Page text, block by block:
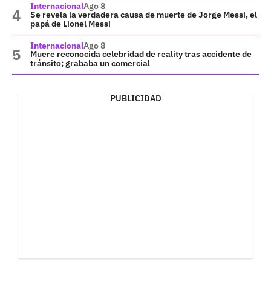
InternacionalAgo 8
Se revela la verdadera causa de muerte de Jorge Messi, el
papá de Lionel Messi
InternacionalAgo 8
Muere reconocida celebridad de reality tras accidente de
tránsito; grababa un comercial
PUBLICIDAD